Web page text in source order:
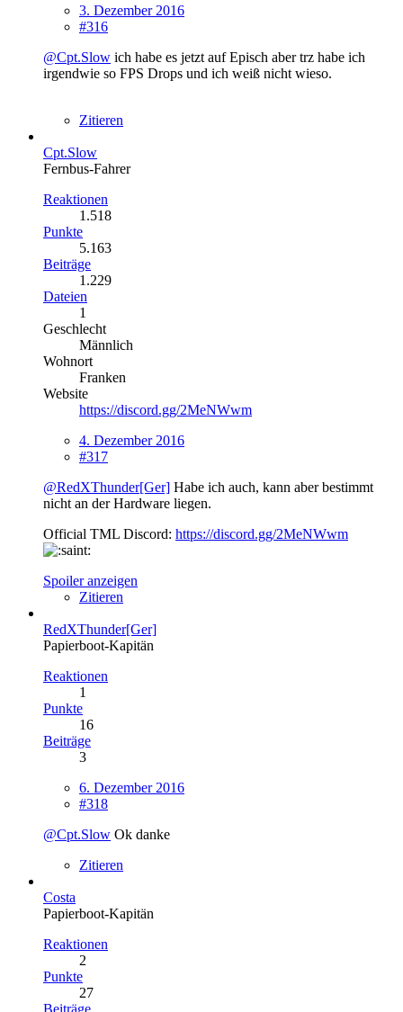
3. Dezember 2016
#316
@Cpt.Slow ich habe es jetzt auf Episch aber trz habe ich
irgendwie so FPS Drops und ich weiß nicht wieso.
Zitieren
Cpt.Slow
Fernbus-Fahrer
Reaktionen
1.518
Punkte
5.163
Beiträge
1.229
Dateien
1
Geschlecht
Männlich
Wohnort
Franken
Website
https://discord.gg/2MeNWwm
4. Dezember 2016
#317
@RedXThunder[Ger] Habe ich auch, kann aber bestimmt
nicht an der Hardware liegen.
Official TML Discord: https://discord.gg/2MeNWwm
Spoiler anzeigen
Zitieren
RedXThunder[Ger]
Papierboot-Kapitän
Reaktionen
1
Punkte
16
Beiträge
3
6. Dezember 2016
#318
@Cpt.Slow Ok danke
Zitieren
Costa
Papierboot-Kapitän
Reaktionen
2
Punkte
27
Beiträge